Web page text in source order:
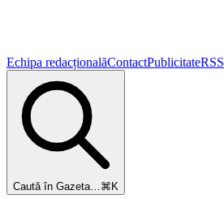
Echipa redacționalăContactPublicitateRSS
Caută în Gazeta…⌘K